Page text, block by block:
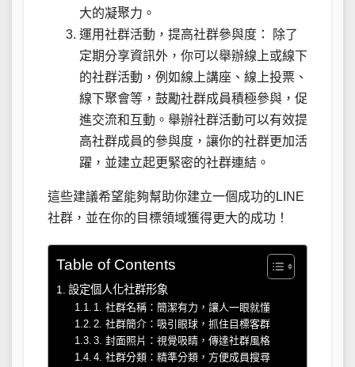
大的凝聚力。
運用社群活動，提高社群參與度： 除了
定期分享資訊外，你可以舉辦線上或線下
的社群活動，例如線上講座、線上投票、
線下聚會等，鼓勵社群成員積極參與，促
進交流和互動。舉辦社群活動可以有效提
高社群成員的參與度，讓你的社群更加活
躍，並建立起更緊密的社群連結。
這些建議希望能夠幫助你建立一個成功的LINE
社群，並在你的目標領域獲得更大的成功！
Table of Contents
設定個人化社群形象
1. 社群名稱：簡潔有力，讓人一眼就懂
2. 社群簡介：吸引眼球，抓住目標客群
3. 封面照片：視覺吸睛，傳達社群風格
4. 社群分類：精準分類，方便成員搜尋